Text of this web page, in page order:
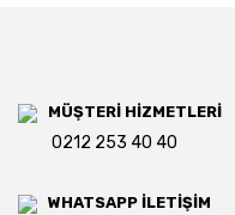
MÜŞTERİ HİZMETLERİ
0212 253 40 40
WHATSAPP İLETİŞİM